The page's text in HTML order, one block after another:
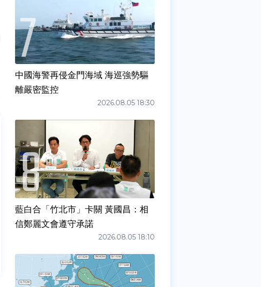
中國海警再侵金門海域 海巡強勢驅
離嚴密監控
2026.08.05 18:30
藍白合「竹北市」卡關 黃國昌：相
信鄭麗文會遵守承諾
2026.08.05 18:10